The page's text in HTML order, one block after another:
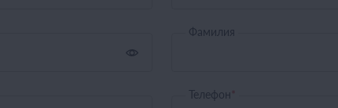
Фамилия
Телефон*